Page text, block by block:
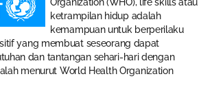
ketrampilan hidup adalah
kemampuan untuk berperilaku
yang membuat seseorang dapat
dan tantangan sehari-hari dengan
menurut World Health Organization